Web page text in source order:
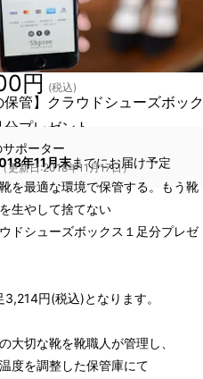
保管】クラウドシューズボック
分プレゼント
円 (税込)
サポーター
年11月末までにお届け予定
更新日:2018年11月17日）
を最適な環境で保管する。もう靴
生やして捨てない
ウドシューズボックス１足分プレゼ
3,214円(税込)となります。
大切な靴を靴職人が管理し、
度を調整した保管庫にて